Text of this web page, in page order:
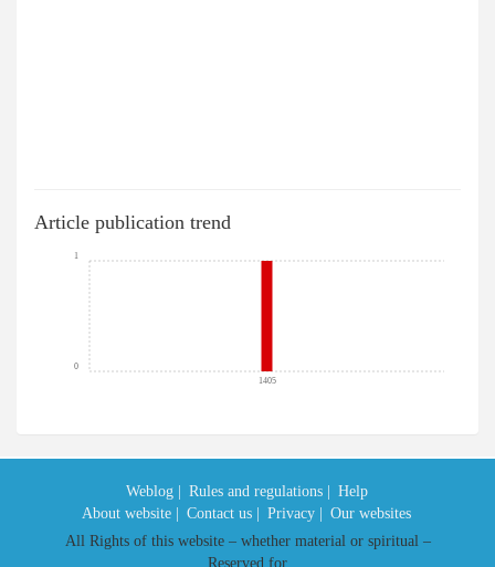
Article publication trend
1405
0
1
Weblog | Rules and regulations |
Help
About website |
Contact us | Privacy |
Our websites
All Rights of this website – whether material or spiritual –
Reserved for